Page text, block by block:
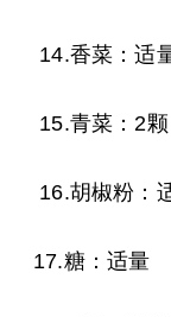
14.香菜：适
15.青菜：2颗
16.胡椒粉：
17.糖：适量